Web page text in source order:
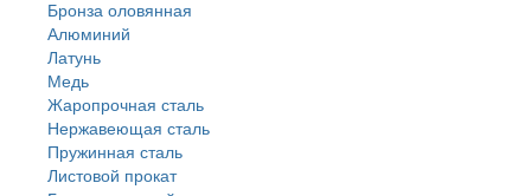
Бронза оловянная
Алюминий
Латунь
Медь
Жаропрочная сталь
Нержавеющая сталь
Пружинная сталь
Листовой прокат